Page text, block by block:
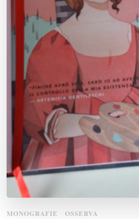
MONOGRAFIE OSSERVA